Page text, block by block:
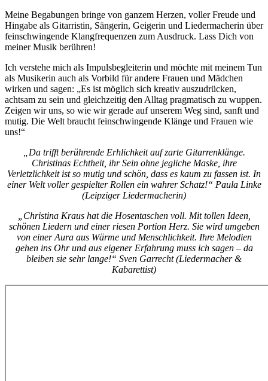
Meine Begabungen bringe von ganzem Herzen, voller Freude und
Hingabe als Gitarristin, Sängerin, Geigerin und Liedermacherin über
feinschwingende Klangfrequenzen zum Ausdruck. Lass Dich von
meiner Musik berühren!
Ich verstehe mich als Impulsbegleiterin und möchte mit meinem Tun
als Musikerin auch als Vorbild für andere Frauen und Mädchen
wirken und sagen: „Es ist möglich sich kreativ auszudrücken,
achtsam zu sein und gleichzeitig den Alltag pragmatisch zu wuppen.
Zeigen wir uns, so wie wir gerade auf unserem Weg sind, sanft und
mutig. Die Welt braucht feinschwingende Klänge und Frauen wie
uns!“
„Da trifft berührende Erhlichkeit auf zarte Gitarrenklänge.
Christinas Echtheit, ihr Sein ohne jegliche Maske, ihre
Verletzlichkeit ist so mutig und schön, dass es kaum zu fassen ist. In
einer Welt voller gespielter Rollen ein wahrer Schatz!“ Paula Linke
(Leipziger Liedermacherin)
„Christina Kraus hat die Hosentaschen voll. Mit tollen Ideen,
schönen Liedern und einer riesen Portion Herz. Sie wird umgeben
von einer Aura aus Wärme und Menschlichkeit. Ihre Melodien
gehen ins Ohr und aus eigener Erfahrung muss ich sagen – da
bleiben sie sehr lange!“ Sven Garrecht (Liedermacher &
Kabarettist)